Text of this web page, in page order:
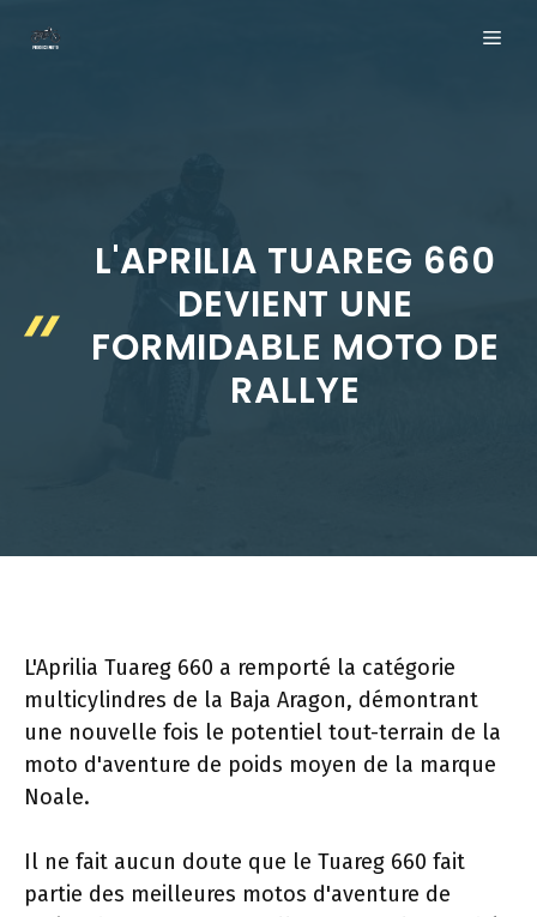
L'APRILIA TUAREG 660
DEVIENT UNE
FORMIDABLE MOTO DE
RALLYE
L'Aprilia Tuareg 660 a remporté la catégorie
multicylindres de la Baja Aragon, démontrant
une nouvelle fois le potentiel tout-terrain de la
moto d'aventure de poids moyen de la marque
Noale.
Il ne fait aucun doute que le Tuareg 660 fait
partie des meilleures motos d'aventure de